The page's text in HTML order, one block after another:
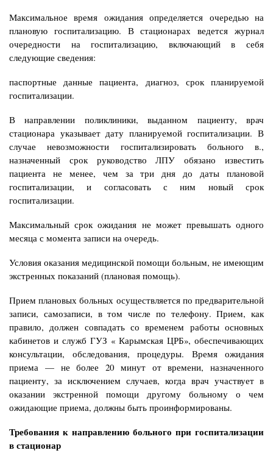
Максимальное время ожидания определяется очередью на
плановую госпитализацию. Встационарах ведется журнал
очередности на госпитализацию, включающий в себя
следующие сведения:
паспортные данные пациента, диагноз, срок планируемой
госпитализации.
В направлении поликлиники, выданном пациенту, врач
стационара указывает дату планируемой госпитализации. В
случае невозможности госпитализировать больного в.,
назначенный срок руководство ЛПУ обязано известить
пациента не менее, чем за три днядо даты плановой
госпитализации, и согласовать с ним новый срок
госпитализации.
Максимальный срок ожидания не может превышать одного
месяца с момента записи на очередь.
Условия оказания медицинской помощи больным, не имеющим
экстренных показаний (плановая помощь).
Прием плановых больных осуществляется по предварительной
записи, самозаписи, в том числе по телефону. Прием, как
правило, должен совпадать со временем работы основных
кабинетов и служб ГУЗ « Карымская ЦРБ», обеспечивающих
консультации, обследования, процедуры. Время ожидания
приема — не более 20 минут от времени, назначенного
пациенту, за исключением случаев, когда врач участвует в
оказании экстренной помощи другому больному о чем
ожидающие приема, должны быть проинформированы.
Требования к направлению больного при госпитализации
в стационар